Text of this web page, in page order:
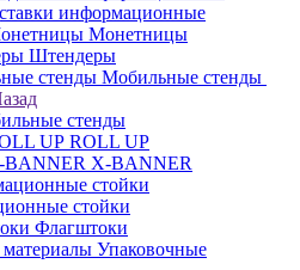
информационные
Монетницы
Штендеры
Мобильные стенды
стенды
ROLL UP
X-BANNER
стойки
Флагштоки
Упаковочные